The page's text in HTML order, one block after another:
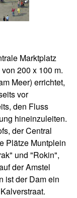
Marktplatz
200 x 100 m.
Meer) errichtet,
vor
den Fluss
hineinzuleiten.
der Central
Plätze Muntplein
und "Rokin",
der Amstel
ist der Dam ein